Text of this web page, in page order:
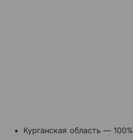
Курганская область — 100%